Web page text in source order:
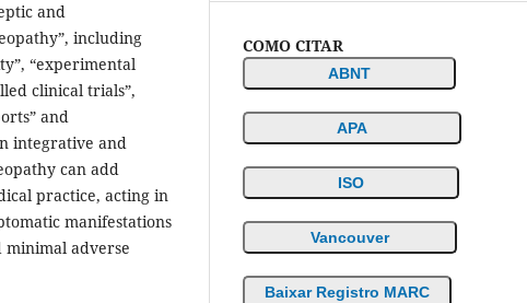
and
including
“experimental
clinical trials”,
and
integrative and
can add
practice, acting in
manifestations
minimal adverse
COMO CITAR
ABNT
APA
ISO
Vancouver
Baixar Registro MARC